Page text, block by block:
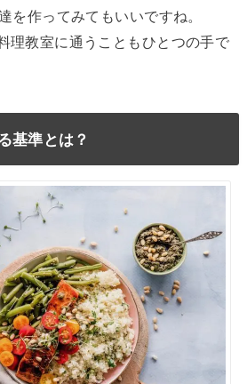
を作ってみてもいいですね。
理教室に通うこともひとつの手で
基準とは？